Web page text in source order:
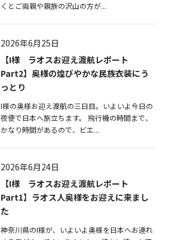
くとご両親や親族の沢山の方が...
2026年6月25日
【I様 ラオスお迎え渡航レポート
Part2】奥様の煌びやかな民族衣装にう
っとり
I様の奥様お迎え渡航の三日目。いよいよ今日の
夜便で日本へ旅立ちます。 飛行機の時間まで、
かなり時間があるので、ビエ...
2026年6月24日
【I様 ラオスお迎え渡航レポート
Part1】ラオス人奥様をお迎えに来まし
た
神奈川県のI様が、いよいよ奥様を日本へお連れ